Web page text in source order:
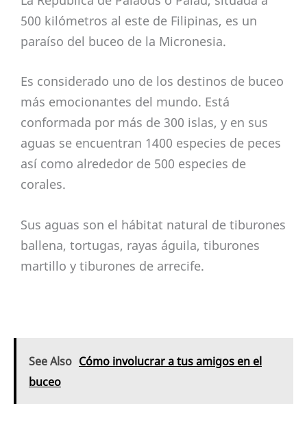
500 kilómetros al este de Filipinas, es un
paraíso del buceo de la Micronesia.
Es considerado uno de los destinos de buceo
más emocionantes del mundo. Está
conformada por más de 300 islas, y en sus
aguas se encuentran 1400 especies de peces
así como alrededor de 500 especies de
corales.
Sus aguas son el hábitat natural de tiburones
ballena, tortugas, rayas águila, tiburones
martillo y tiburones de arrecife.
See Also Cómo involucrar a tus amigos en el
buceo